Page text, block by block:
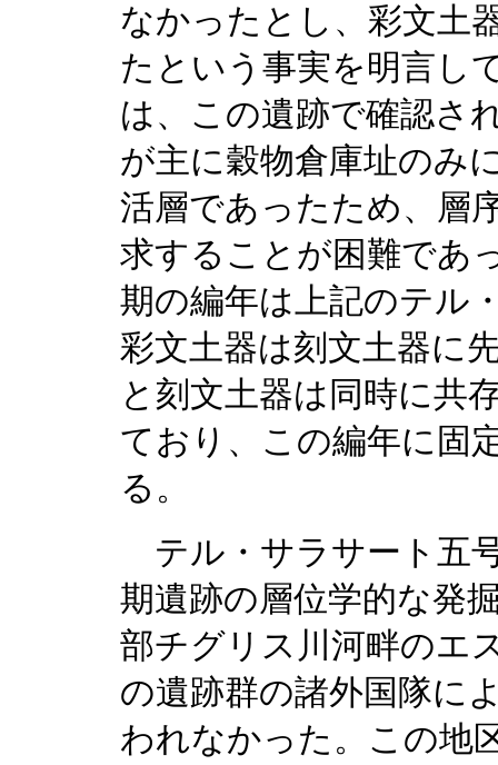
なかったとし、彩文土
たという事実を明言し
は、この遺跡で確認さ
が主に穀物倉庫址のみ
活層であったため、層
求することが困難であ
期の編年は上記のテル
彩文土器は刻文土器に
と刻文土器は同時に共
ており、この編年に固
る。
テル・サラサート五
期遺跡の層位学的な発
部チグリス川河畔のエ
の遺跡群の諸外国隊に
われなかった。この地